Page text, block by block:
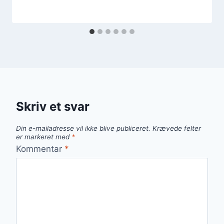
Skriv et svar
Din e-mailadresse vil ikke blive publiceret. Krævede felter
er markeret med *
Kommentar *